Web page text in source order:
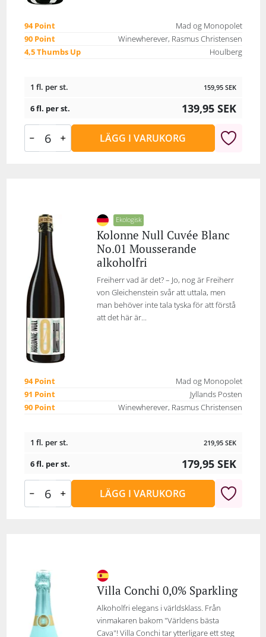
94 Point
Mad og Monopolet
90 Point
Winewherever, Rasmus Christensen
4,5 Thumbs Up
Houlberg
1 fl. per st. 159,95 SEK
6 fl. per st. 139,95 SEK
LÄGG I VARUKORG
Ekologisk
Kolonne Null Cuvée Blanc
No.01 Mousserande
alkoholfri
Freiherr vad är det? – Jo, nog är Freiherr
von Gleichenstein svår att uttala, men
man behöver inte tala tyska för att förstå
att det här är...
94 Point
Mad og Monopolet
91 Point
Jyllands Posten
90 Point
Winewherever, Rasmus Christensen
1 fl. per st. 219,95 SEK
6 fl. per st. 179,95 SEK
LÄGG I VARUKORG
Villa Conchi 0,0% Sparkling
Alkoholfri elegans i världsklass. Från
vinmakaren bakom "Världens bästa
Cava"! Villa Conchi tar ytterligare ett steg